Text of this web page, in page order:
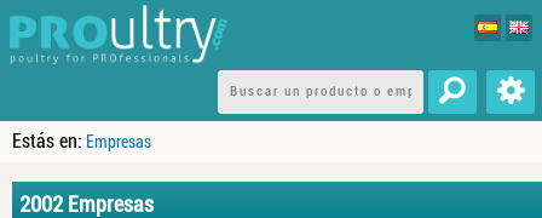
Estás en: Empresas
2002 Empresas